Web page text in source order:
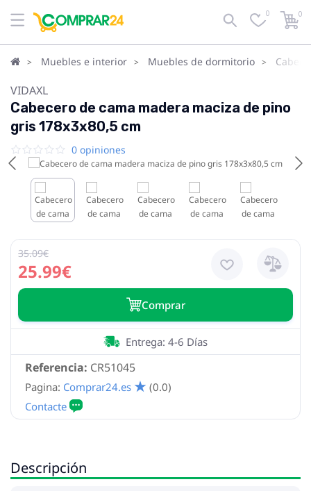
0 0
Muebles e interior Muebles de dormitorio
VIDAXL
Cabecero de cama madera maciza de pino
gris 178x3x80,5 cm
0 opiniones
25.99€
35.09€
Сomprar
Referencia: CR51045
Entrega: 4-6 Días
Pagina: Comprar24.es (0.0)
Descripción